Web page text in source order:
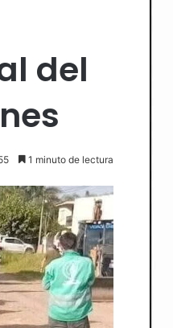
del
1 minuto de lectura